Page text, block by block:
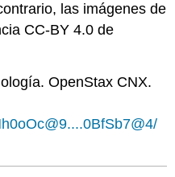
las imágenes de
CC-BY 4.0 de
OpenStax CNX.